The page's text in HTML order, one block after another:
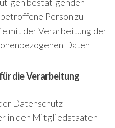
Person zu
mit der Verarbeitung der
Daten
die Verarbeitung
Datenschutz-
in den Mitgliedstaaten